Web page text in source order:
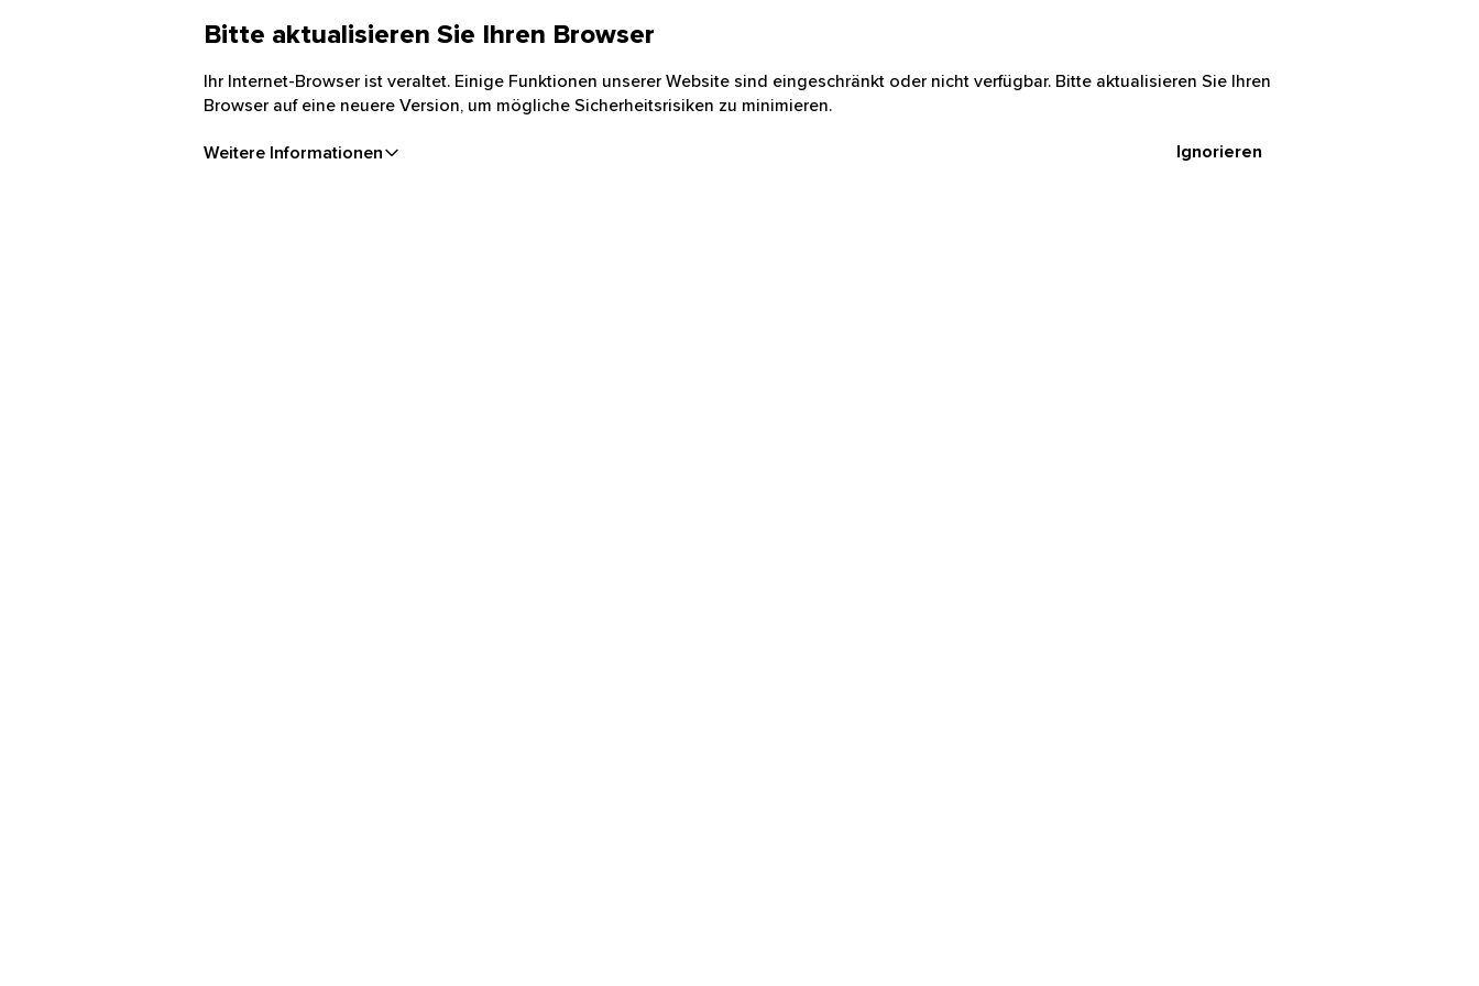
Bitte aktualisieren Sie Ihren Browser
Ihr Internet-Browser ist veraltet. Einige Funktionen unserer Website sind eingeschränkt oder nicht verfügbar. Bitte aktualisieren Sie Ihren
Browser auf eine neuere Version, um mögliche Sicherheitsrisiken zu minimieren.
Weitere Informationen Ignorieren